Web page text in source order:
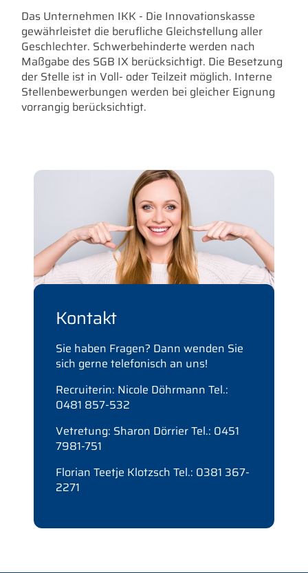
Das Unternehmen IKK - Die Innovationskasse
gewährleistet die berufliche Gleichstellung aller
Geschlechter. Schwerbehinderte werden nach
Maßgabe des SGB IX berücksichtigt. Die Besetzung
der Stelle ist in Voll- oder Teilzeit möglich. Interne
Stellenbewerbungen werden bei gleicher Eignung
vorrangig berücksichtigt.
Kontakt
Sie haben Fragen? Dann wenden Sie
sich gerne telefonisch an uns!
Recruiterin: Nicole Döhrmann Tel.:
0481 857-532
Vetretung: Sharon Dörrier Tel.: 0451
7981-751
Florian Teetje Klotzsch Tel.: 0381 367-
2271